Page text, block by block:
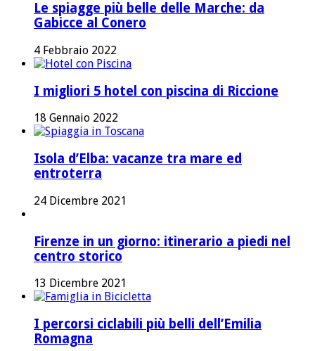
Le spiagge più belle delle Marche: da
Gabicce al Conero
4 Febbraio 2022
I migliori 5 hotel con piscina di Riccione
18 Gennaio 2022
Isola d’Elba: vacanze tra mare ed
entroterra
24 Dicembre 2021
Firenze in un giorno: itinerario a piedi nel
centro storico
13 Dicembre 2021
I percorsi ciclabili più belli dell’Emilia
Romagna